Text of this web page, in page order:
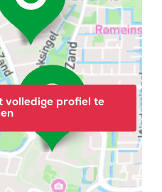
volledige profiel te